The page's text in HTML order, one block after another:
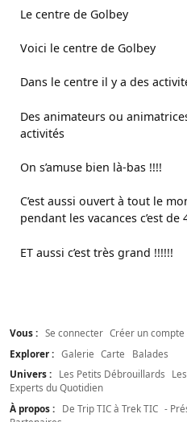
Le centre de Golbey
Voici le centre de Golbey
Dans le centre il y a des
Des animateurs ou
activités
On s’amuse bien là-bas !!!!
C’est aussi ouvert à tout le
pendant les vacances c’est de
ET aussi c’est très grand !!!!!!
Vous : Se connecter Créer un compte
Explorer : Galerie Carte
Balades
Univers :
Les Petits Débrouillards
Experts du Quotidien
À propos :
De Trip TIC à Trek TIC -